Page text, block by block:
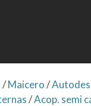
/Maicero/
/Acop. semi